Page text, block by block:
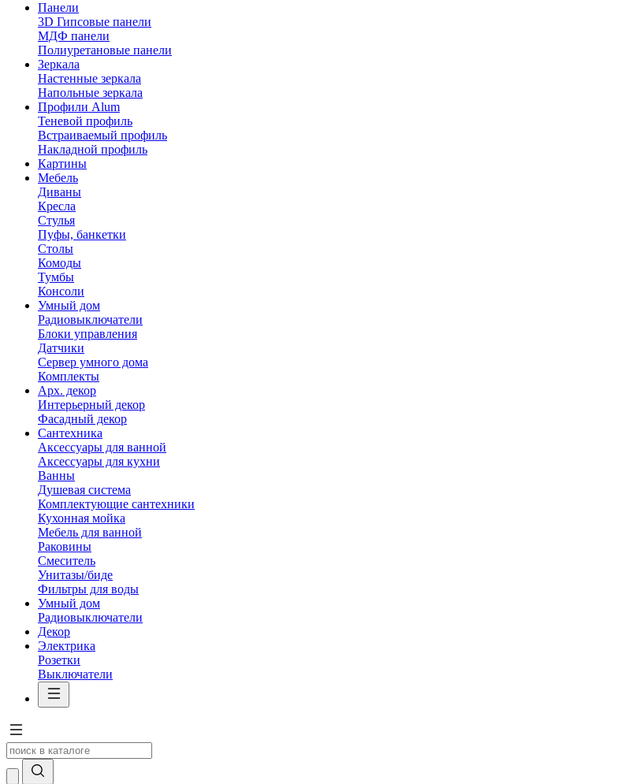
Панели
3D Гипсовые панели
МДФ панели
Полиуретановые панели
Зеркала
Настенные зеркала
Напольные зеркала
Профили Alum
Теневой профиль
Встраиваемый профиль
Накладной профиль
Картины
Мебель
Диваны
Кресла
Стулья
Пуфы, банкетки
Столы
Комоды
Тумбы
Консоли
Умный дом
Радиовыключатели
Блоки управления
Датчики
Сервер умного дома
Комплекты
Арх. декор
Интерьерный декор
Фасадный декор
Сантехника
Аксессуары для ванной
Аксессуары для кухни
Ванны
Душевая система
Комплектующие сантехники
Кухонная мойка
Мебель для ванной
Раковины
Смеситель
Унитазы/биде
Фильтры для воды
Умный дом
Радиовыключатели
Декор
Электрика
Розетки
Выключатели